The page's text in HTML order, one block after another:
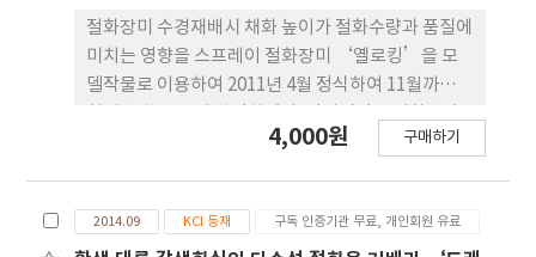
흰녹병에 중도저항성을 나타내고 있으며, 대조품종
에 비해 기호도도 높았다. ‘Green flora’는 2010
년 국립종자원에 품종보호권등록(품종보호 제3229)
되었다.
절화장미 수경재배시 채화 높이가 절화수량과 품질에
미치는 영향을 스프레이 절화장미 ‘옐로킹’을 모
델작물로 이용하여 2011년 4월 정식하여 11월까지 4
(본/m2)은 채화 높이가 높아질수록 많았고 반대로
중과 상품률도 0과 1cm 높이에서 수확하였을 때 유
4,000원 구매하기
2014.09 KCI 등재 구독 인증기관 무료, 개인회원 유료